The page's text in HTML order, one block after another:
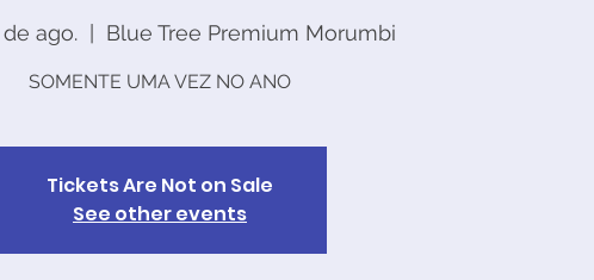
de ago.
  |
Blue Tree Premium Morumbi
SOMENTE UMA VEZ NO ANO
Tickets Are Not on Sale
See other events